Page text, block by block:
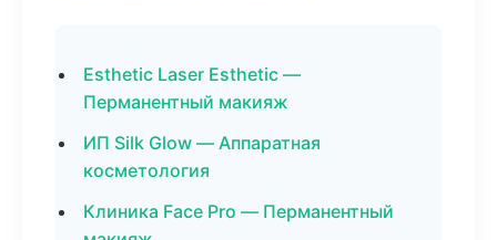
Esthetic Laser Esthetic —
Перманентный макияж
ИП Silk Glow — Аппаратная
косметология
Клиника Face Pro — Перманентный